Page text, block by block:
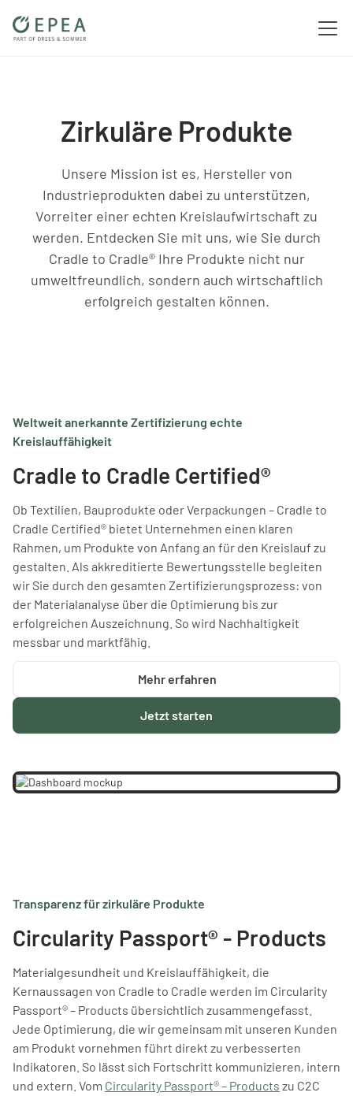
Zirkuläre Produkte
Unsere Mission ist es, Hersteller von
Industrieprodukten dabei zu unterstützen,
Vorreiter einer echten Kreislaufwirtschaft zu
werden. Entdecken Sie mit uns, wie Sie durch
Cradle to Cradle® Ihre Produkte nicht nur
umweltfreundlich, sondern auch wirtschaftlich
erfolgreich gestalten können.
Weltweit anerkannte Zertifizierung echte
Kreislauffähigkeit
Cradle to Cradle Certified®
Ob Textilien, Bauprodukte oder Verpackungen – Cradle to
Cradle Certified® bietet Unternehmen einen klaren
Rahmen, um Produkte von Anfang an für den Kreislauf zu
gestalten. Als akkreditierte Bewertungsstelle begleiten
wir Sie durch den gesamten Zertifizierungsprozess: von
der Materialanalyse über die Optimierung bis zur
erfolgreichen Auszeichnung. So wird Nachhaltigkeit
messbar und marktfähig.
Jetzt starten
Mehr erfahren
Transparenz für zirkuläre Produkte
Circularity Passport® - Products
Materialgesundheit und Kreislauffähigkeit, die
Kernaussagen von Cradle to Cradle werden im Circularity
Passport® – Products übersichtlich zusammengefasst.
Jede Optimierung, die wir gemeinsam mit unseren Kunden
am Produkt vornehmen führt direkt zu verbesserten
Indikatoren. So lässt sich Fortschritt kommunizieren, intern
und extern. Vom Circularity Passport® – Products zu C2C